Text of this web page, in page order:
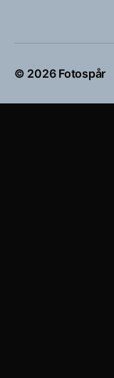
© 2026 Fotospår